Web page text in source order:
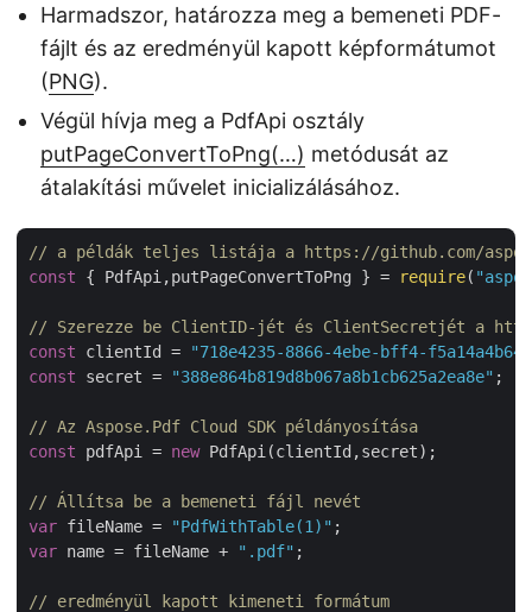
Harmadszor, határozza meg a bemeneti PDF-
fájlt és az eredményül kapott képformátumot
(PNG).
Végül hívja meg a PdfApi osztály
putPageConvertToPng(…) metódusát az
átalakítási művelet inicializálásához.
// a példák teljes listája a https://github.com/
const { PdfApi,putPageConvertToPng } = require(
// Szerezze be ClientID-jét és ClientSecretjét a
const clientId =
"718e4235-8866-4ebe-bff4-
const secret = "388e864b819d8b067a8b1cb625a2ea8e" ;
// Az Aspose.Pdf Cloud SDK példányosítása
const pdfApi = new PdfApi(clientId,secret);
// Állítsa be a bemeneti fájl nevét
var fileName = "PdfWithTable(1)"
var name = fileName + ".pdf" ;
// eredményül kapott kimeneti formátum